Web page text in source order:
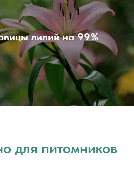
лилий на 99%
для питомников